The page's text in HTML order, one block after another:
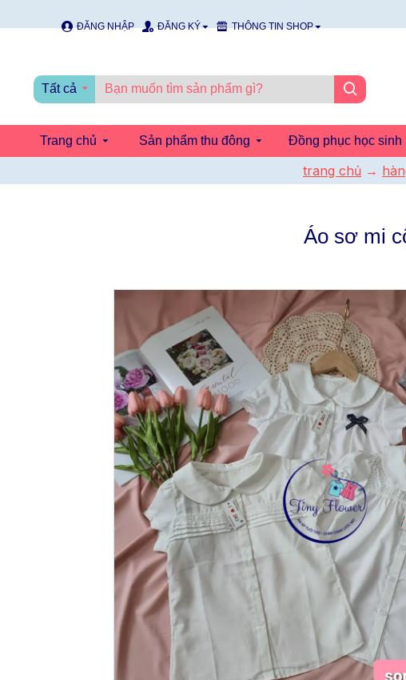
ĐĂNG NHẬP ĐĂNG KÝ THÔNG TIN SHOP
Tất cả
Trang chủ Sản phẩm thu đông Đồng phục học sinh
trang chủ
Áo sơ mi